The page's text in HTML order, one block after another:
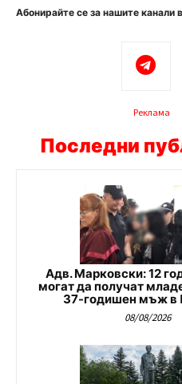
Абонирайте се за нашите канали
Реклама
Последни
Адв. Марковски: 12
могат да получат
37-годишен мъж в
08/08/2026